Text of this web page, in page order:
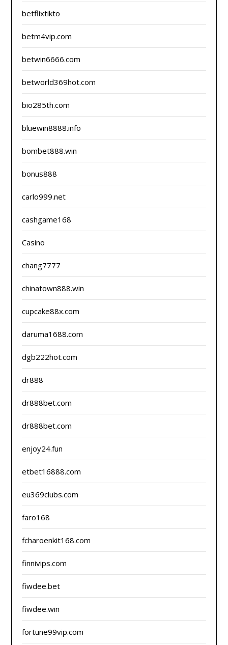
betflixtikto
betm4vip.com
betwin6666.com
betworld369hot.com
bio285th.com
bluewin8888.info
bombet888.win
bonus888
carlo999.net
cashgame168
Casino
chang7777
chinatown888.win
cupcake88x.com
daruma1688.com
dgb222hot.com
dr888
dr888bet.com
dr888bet.com
enjoy24.fun
etbet16888.com
eu369clubs.com
faro168
fcharoenkit168.com
finnivips.com
fiwdee.bet
fiwdee.win
fortune99vip.com